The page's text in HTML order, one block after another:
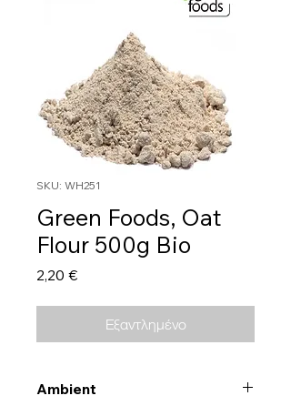
SKU: WH251
Green Foods, Oat
Flour 500g Bio
2,20 €Τιμή
Εξαντλημένο
Ambient